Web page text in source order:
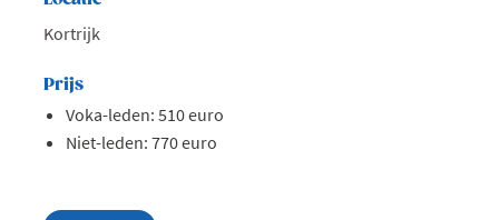
Kortrijk
Prijs
Voka-leden: 510 euro
Niet-leden: 770 euro